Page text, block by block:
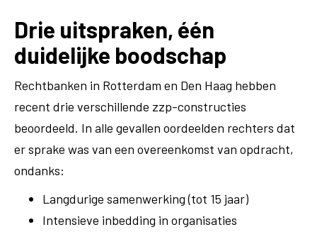
Drie uitspraken, één
duidelijke boodschap
Rechtbanken in Rotterdam en Den Haag hebben
recent drie verschillende zzp-constructies
beoordeeld. In alle gevallen oordeelden rechters dat
er sprake was van een overeenkomst van opdracht,
ondanks:
Langdurige samenwerking (tot 15 jaar)
Intensieve inbedding in organisaties